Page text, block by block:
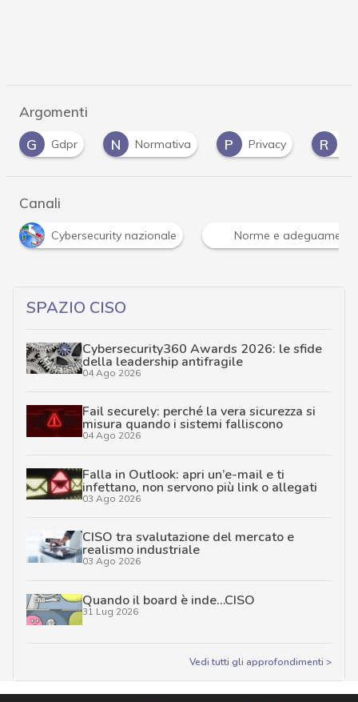
Argomenti
G
Gdpr N Normativa P Privacy R
Canali
Cybersecurity nazionale Norme e adeguamenti
SPAZIO CISO
Cybersecurity360 Awards 2026: le sfide
della leadership antifragile
04 Ago 2026
Fail securely: perché la vera sicurezza si
misura quando i sistemi falliscono
04 Ago 2026
Falla in Outlook: apri un’e-mail e ti
infettano, non servono più link o allegati
03 Ago 2026
CISO tra svalutazione del mercato e
realismo industriale
03 Ago 2026
Quando il board è inde…CISO
31 Lug 2026
Vedi tutti gli approfondimenti >